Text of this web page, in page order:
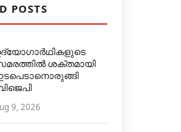
POSTS
ശക്തമായി
9, 2026